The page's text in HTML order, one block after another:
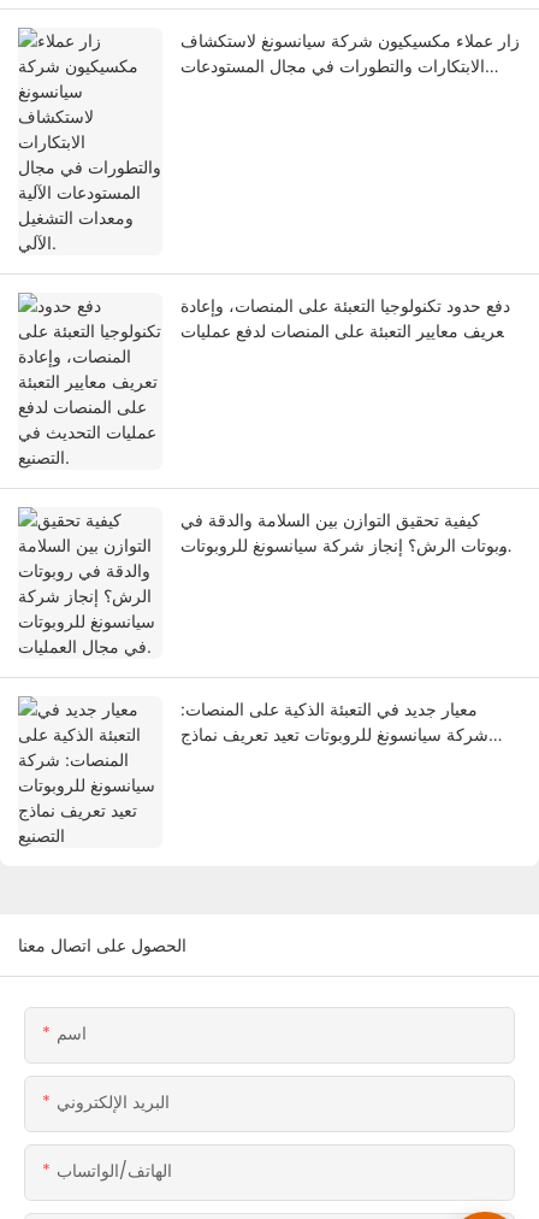
زار عملاء مكسيكيون شركة سيانسونغ لاستكشاف
الابتكارات والتطورات في مجال المستودعات
دفع حدود تكنولوجيا التعبئة على المنصات، وإعادة
تعريف معايير التعبئة على المنصات لدفع عمليات
كيفية تحقيق التوازن بين السلامة والدقة في
روبوتات الرش؟ إنجاز شركة سيانسونغ للروبوتات
معيار جديد في التعبئة الذكية على المنصات:
شركة سيانسونغ للروبوتات تعيد تعريف نماذج
الحصول على اتصال معنا
اسم
البريد الإلكتروني
الهاتف/الواتساب